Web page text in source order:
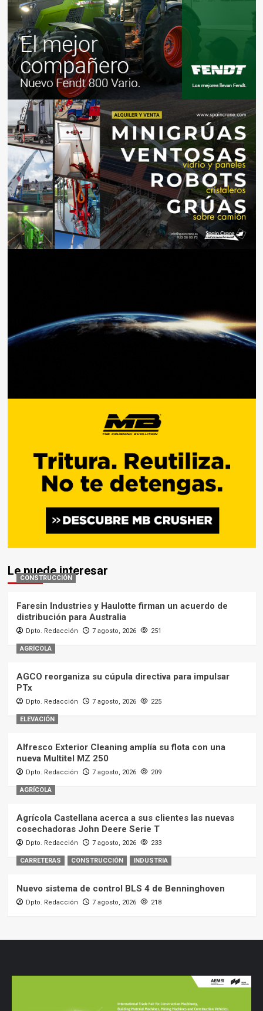
Le puede interesar
CONSTRUCCIÓN
Faresin Industries y Haulotte firman un acuerdo de
distribución para Australia
Dpto. Redacción 7 agosto, 2026 251
AGRÍCOLA
AGCO reorganiza su cúpula directiva para impulsar
PTx
Dpto. Redacción 7 agosto, 2026 225
ELEVACIÓN
Alfresco Exterior Cleaning amplía su flota con una
nueva Multitel MZ 250
Dpto. Redacción 7 agosto, 2026 209
AGRÍCOLA
Agrícola Castellana acerca a sus clientes las nuevas
cosechadoras John Deere Serie T
Dpto. Redacción 7 agosto, 2026 233
CARRETERAS CONSTRUCCIÓN INDUSTRIA
Nuevo sistema de control BLS 4 de Benninghoven
Dpto. Redacción 7 agosto, 2026 218